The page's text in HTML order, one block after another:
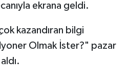
ekrana geldi.
kazandıran bilgi
Olmak İster?" pazar